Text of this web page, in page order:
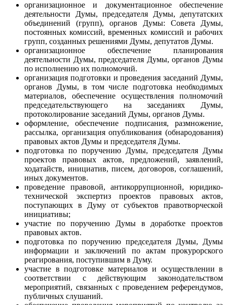
организационное и документационное обеспечение
деятельности Думы, председателя Думы, депутатских
объединений (групп), органов Думы: Совета Думы,
постоянных комиссий, временных комиссий и рабочих
групп, созданных решениями Думы, депутатов Думы.
организационное обеспечение планирования
деятельности Думы, председателя Думы, органов Думы
по исполнению их полномочий.
организация подготовки и проведения заседаний Думы,
органов Думы, в том числе подготовка необходимых
материалов, обеспечение осуществления полномочий
председательствующего на заседаниях Думы,
протоколирование заседаний Думы, органов Думы.
оформление, обеспечение подписания, размножение,
рассылка, организация опубликования (обнародования)
правовых актов Думы и председателя Думы.
подготовка по поручению Думы, председателя Думы
проектов правовых актов, предложений, заявлений,
ходатайств, инициатив, писем, договоров, соглашений,
иных документов.
проведение правовой, антикоррупционной, юридико-
технической экспертиз проектов правовых актов,
поступающих в Думу от субъектов правотворческой
инициативы;
участие по поручению Думы в доработке проектов
правовых актов.
подготовка по поручению председателя Думы, Думы
информации и заключений по актам прокурорского
реагирования, поступившим в Думу.
участие в подготовке материалов и осуществлении в
соответствии с действующим законодательством
мероприятий, связанных с проведением референдумов,
публичных слушаний.